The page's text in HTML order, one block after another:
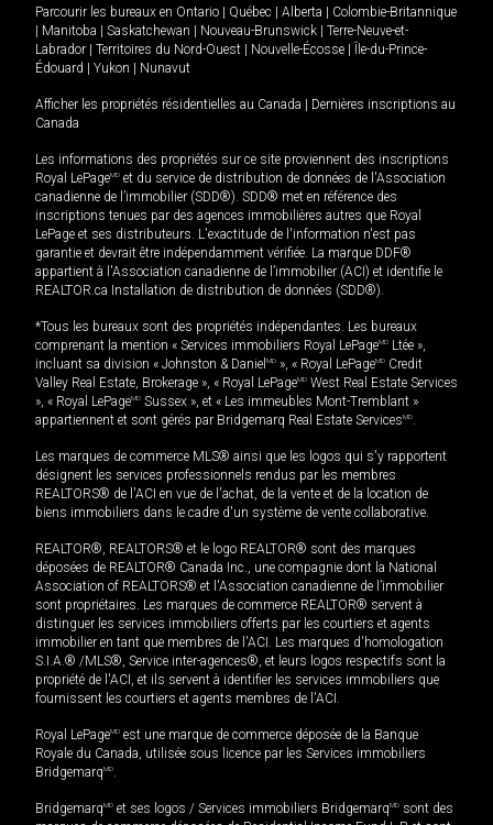
Parcourir les bureaux en Ontario Québec Alberta
Colombie-Britannique
Manitoba Saskatchewan Nouveau-Brunswick
Terre-Neuve-et-
Labrador
Territoires du Nord-Ouest Nouvelle-Écosse
Île-du-Prince-
Édouard
Yukon Nunavut
Afficher les propriétés résidentielles au Canada
Dernières inscriptions au
Canada
Les informations des propriétés sur ce site proviennent des inscriptions
Royal LePageMD et du service de distribution de données de l'Association
canadienne de l’immobilier (SDD®). SDD® met en référence des
inscriptions tenues par des agences immobilières autres que Royal
LePage et ses distributeurs. L'exactitude de l'information n'est pas
garantie et devrait être indépendamment vérifiée. La marque DDF®
appartient à l'Association canadienne de l’immobilier (ACI) et identifie le
REALTOR.ca Installation de distribution de données (SDD®).
*Tous les bureaux sont des propriétés indépendantes. Les bureaux
comprenant la mention « Services immobiliers Royal LePageMD Ltée »,
incluant sa division « Johnston & Daniel MD », « Royal LePageMD Credit
Valley Real Estate, Brokerage », « Royal LePageMD West Real Estate Services
», « Royal LePageMD Sussex », et « Les immeubles Mont-Tremblant »
appartiennent et sont gérés par Bridgemarq Real Estate ServicesMD.
Les marques de commerce MLS® ainsi que les logos qui s'y rapportent
désignent les services professionnels rendus par les membres
REALTORS® de l'ACI en vue de l'achat, de la vente et de la location de
biens immobiliers dans le cadre d'un système de vente collaborative.
REALTOR®, REALTORS® et le logo REALTOR® sont des marques
déposées de REALTOR® Canada Inc., une compagnie dont la National
Association of REALTORS® et l'Association canadienne de l’immobilier
sont propriétaires. Les marques de commerce REALTOR® servent à
distinguer les services immobiliers offerts par les courtiers et agents
immobilier en tant que membres de l'ACI. Les marques d'homologation
S.I.A.® /MLS®, Service inter-agences®, et leurs logos respectifs sont la
propriété de l'ACI, et ils servent à identifier les services immobiliers que
fournissent les courtiers et agents membres de l'ACI.
Royal LePageMD est une marque de commerce déposée de la Banque
Royale du Canada, utilisée sous licence par les Services immobiliers
BridgemarqMD.
BridgemarqMD et ses logos / Services immobiliers BridgemarqMD sont des